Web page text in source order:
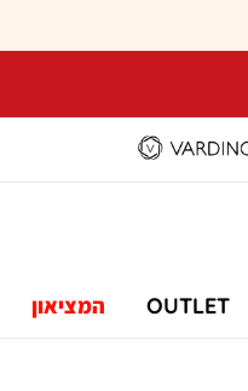
OUTLET המציאון